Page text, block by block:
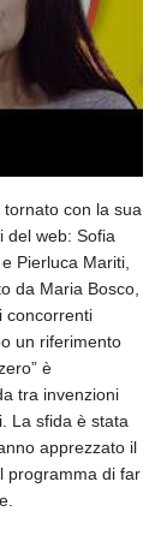
torneo prima
armati e militari
tornato con la sua
del web: Sofia
Pierluca Mariti,
da Maria Bosco,
concorrenti
un riferimento
è
tra invenzioni
La sfida è stata
apprezzato il
programma di far